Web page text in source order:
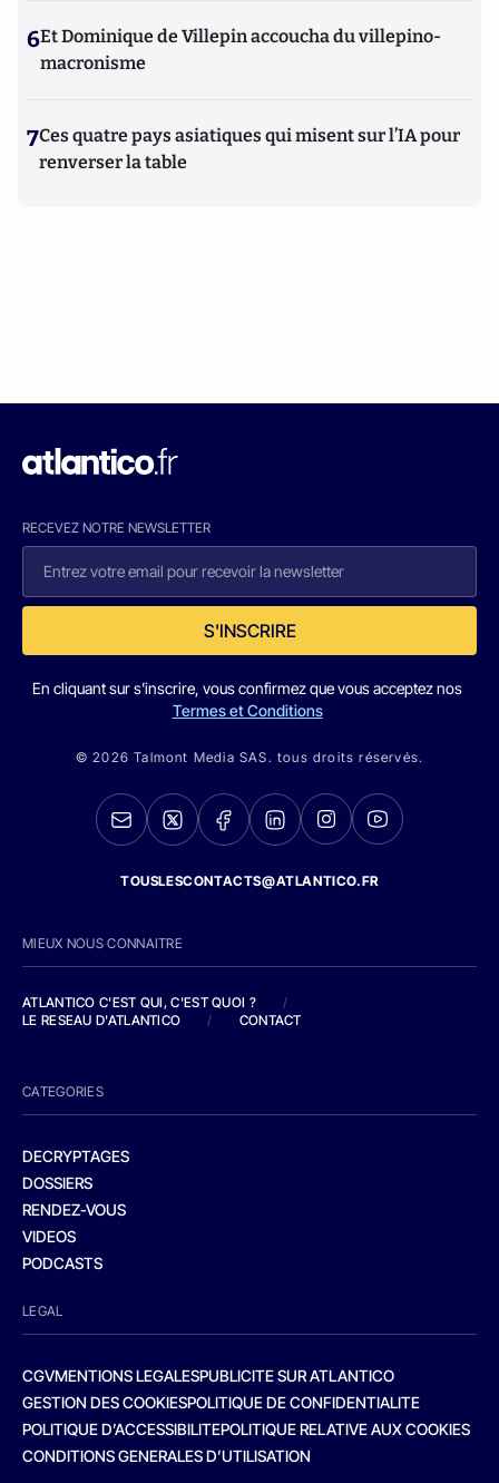
6Et Dominique de Villepin accoucha du villepino-
macronisme
7Ces quatre pays asiatiques qui misent sur l’IA pour
renverser la table
RECEVEZ NOTRE NEWSLETTER
S'INSCRIRE
En cliquant sur s'inscrire, vous confirmez que vous acceptez nos
Termes et Conditions
© 2026 Talmont Media SAS. tous droits réservés.
TOUSLESCONTACTS@ATLANTICO.FR
MIEUX NOUS CONNAITRE
ATLANTICO C'EST QUI, C'EST QUOI ?
/
LE RESEAU D'ATLANTICO
/ CONTACT
CATEGORIES
DECRYPTAGES
DOSSIERS
RENDEZ-VOUS
VIDEOS
PODCASTS
LEGAL
CGVMENTIONS LEGALESPUBLICITE SUR ATLANTICO
GESTION DES COOKIESPOLITIQUE DE CONFIDENTIALITE
POLITIQUE D’ACCESSIBILITEPOLITIQUE RELATIVE AUX COOKIES
CONDITIONS GENERALES D’UTILISATION